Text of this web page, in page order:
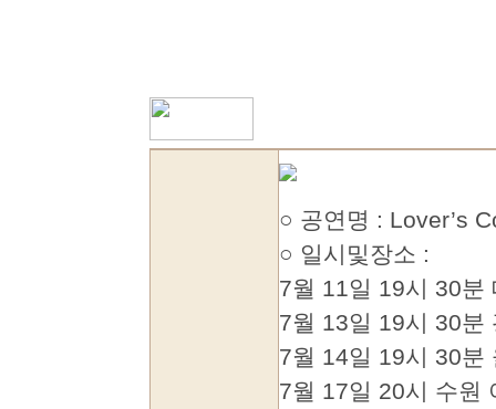
○ 공연명 : Lover’s
○ 일시및장소 :
7월 11일 19시 30분
7월 13일 19시 30분
7월 14일 19시 30분
7월 17일 20시 수원